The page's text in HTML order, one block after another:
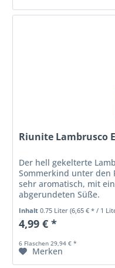
Riunite Lambrusco
Der hell gekelterte
Sommerkind unter den
sehr aromatisch, mit
abgerundeten Süße.
Inhalt0.75 Liter(6,65 € * / 1
4,99 € *
6 Flaschen 29,94 € *
Merken